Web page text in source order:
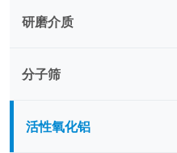
研磨介质
分子筛
活性氧化铝